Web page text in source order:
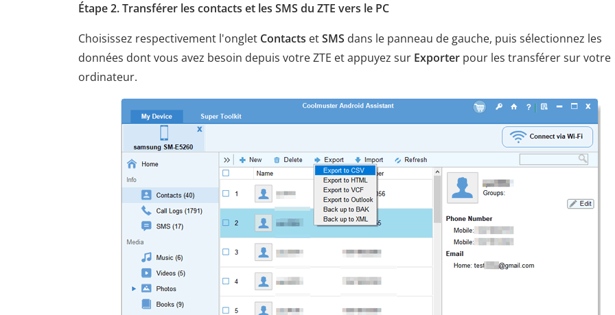
Étape 2. Transférer les contacts et les SMS du ZTE vers le PC
Choisissez respectivement l'onglet Contacts etSMS dans le panneau de gauche, puis sélectionnez les
données dont vous avez besoin depuis votre ZTE et appuyez sur Exporter pour les transférer sur votre
ordinateur.